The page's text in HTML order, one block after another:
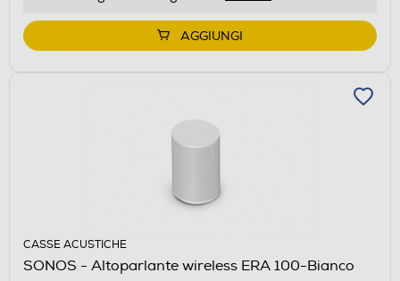
AGGIUNGI
CASSE ACUSTICHE
SONOS - Altoparlante wireless ERA 100-Bianco